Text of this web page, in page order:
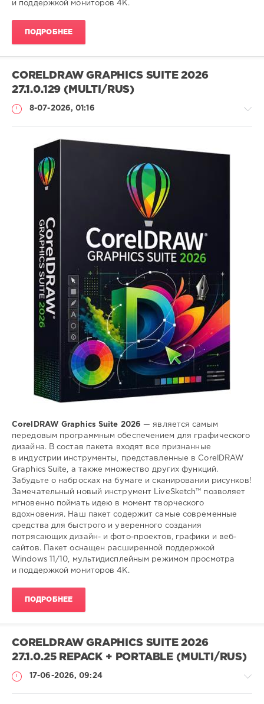
и поддержкой мониторов 4K.
ПОДРОБНЕЕ
CORELDRAW GRAPHICS SUITE 2026
27.1.0.129 (MULTI/RUS)
8-07-2026, 01:16
Софт
SamDel
редактор
графического
,
дизайна
CorelDRAW Graphics Suite 2026 — является самым
передовым программным обеспечением для графического
дизайна. В состав пакета входят все признанные
в индустрии инструменты, представленные в CorelDRAW
Graphics Suite, а также множество других функций.
Забудьте о набросках на бумаге и сканировании рисунков!
Замечательный новый инструмент LiveSketch™ позволяет
мгновенно поймать идею в момент творческого
вдохновения. Наш пакет содержит самые современные
средства для быстрого и уверенного создания
потрясающих дизайн- и фото-проектов, графики и веб-
сайтов. Пакет оснащен расширенной поддержкой
Windows 11/10, мультидисплейным режимом просмотра
и поддержкой мониторов 4K.
ПОДРОБНЕЕ
CORELDRAW GRAPHICS SUITE 2026
27.1.0.25 REPACK + PORTABLE (MULTI/RUS)
17-06-2026, 09:24